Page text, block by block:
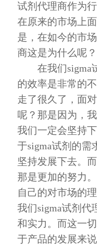
试剂代理商作为
在原来的市场上
是，在如今的市
商这是为什么呢？
在我们sigma试
的效率是非常的
走了很久了，面
呢？那是因为，
我们一定会坚持
于sigma试剂的需
坚持发展下去。
那是更加的努力
自己的对市场的
我们sigma试剂代
和实力。而这一
于产品的发展来